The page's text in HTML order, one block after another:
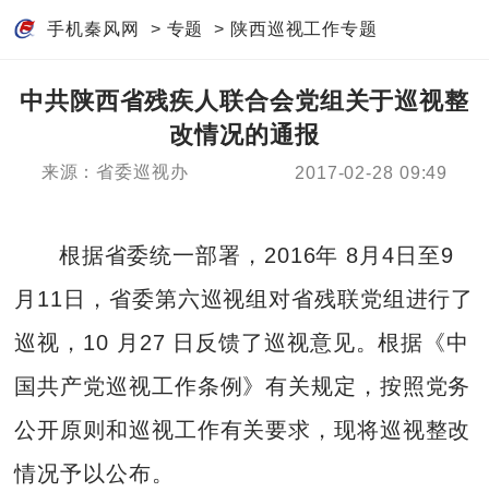
手机秦风网 > 专题 > 陕西巡视工作专题
中共陕西省残疾人联合会党组关于巡视整
改情况的通报
来源：省委巡视办 2017-02-28 09:49
根据省委统一部署，2016年 8月4日至9
月11日，省委第六巡视组对省残联党组进行了
巡视，10 月27 日反馈了巡视意见。根据《中
国共产党巡视工作条例》有关规定，按照党务
公开原则和巡视工作有关要求，现将巡视整改
情况予以公布。